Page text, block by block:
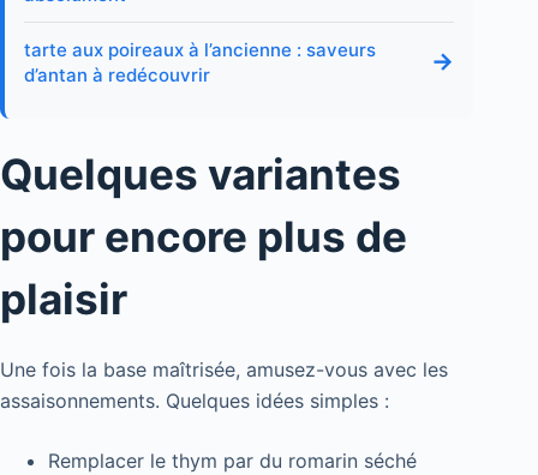
tarte aux poireaux à l’ancienne : saveurs
d’antan à redécouvrir
→
Quelques variantes
pour encore plus de
plaisir
Une fois la base maîtrisée, amusez-vous avec les
assaisonnements. Quelques idées simples :
Remplacer le thym par du romarin séché